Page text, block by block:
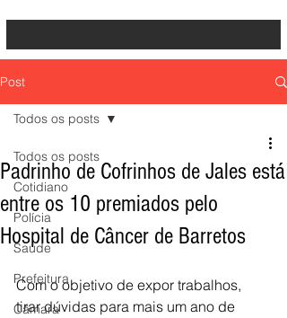
Post
Todos os posts
Cotidiano
Polícia
Saúde
Prefeitura
Câmara
Todos os posts
Padrinho de Cofrinhos de Jales está
entre os 10 premiados pelo
Hospital de Câncer de Barretos
Com o objetivo de expor trabalhos,
tirar dúvidas para mais um ano de